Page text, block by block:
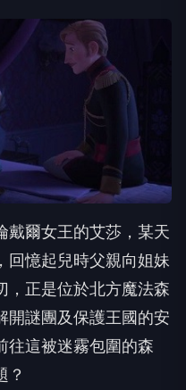
戴爾女王的艾莎，某天
回憶起兒時父親向姐妹
，正是位於北方魔法森
開謎團及保護王國的安
往這被迷霧包圍的森
？